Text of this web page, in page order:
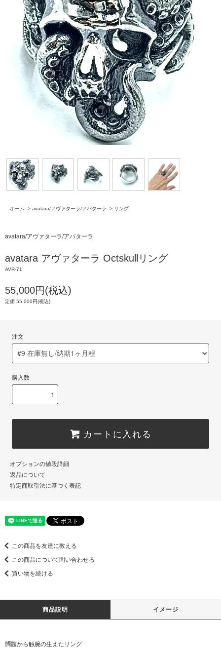
ホーム > avatara/アヴァターラ/アバターラ > リング
avatara/アヴァターラ/アバターラ
avatara アヴァターラ Octskullリング
AVR-71
55,000円(税込)
定価 55,000円(税込)
注文
購入数
カートに入れる
オプションの値段詳細
返品について
特定商取引法に基づく表記
この商品を友達に教える
この商品について問い合わせる
買い物を続ける
商品説明 イメージ
髑髏から触腕の生えたリング